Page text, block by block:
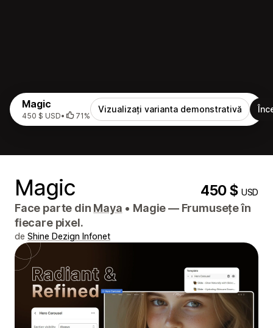
Magic
450 $ USD• 71%
Vizualizați varianta demonstrativă
Magic 450 $USD
Face parte din Maya • Magie — Frumusețe în
fiecare pixel.
de Shine Dezign Infonet